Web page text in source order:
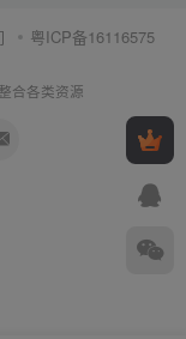
粤ICP备16116575
合各类资源